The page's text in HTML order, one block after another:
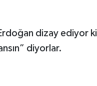
dizay ediyor ki
diyorlar.